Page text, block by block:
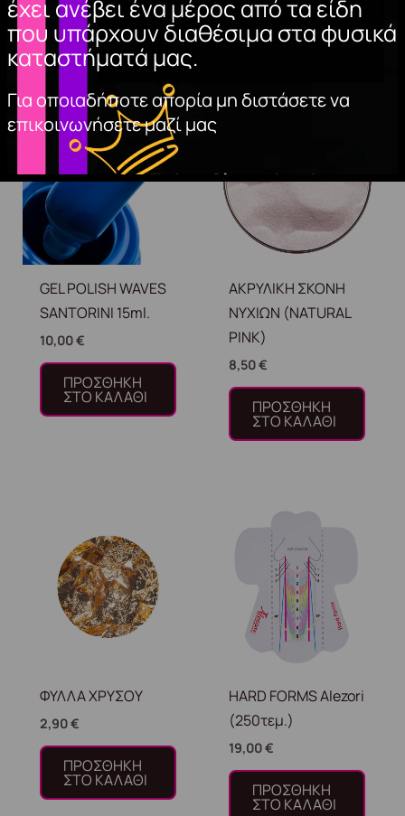
έχει ανέβει ένα μέρος από τα είδη
που υπάρχουν διαθέσιμα στα φυσικά
καταστήματά μας.
Για οποιαδήποτε απορία μη διστάσετε να
επικοινωνήσετε μαζί μας
Σχετικά προϊόντα
GEL POLISH WAVES
SANTORINI 15ml.
10,00€
ΠΡΟΣΘΉΚΗ
ΣΤΟ ΚΑΛΆΘΙ
ΑΚΡΥΛΙΚΗ ΣΚΟΝΗ
ΝΥΧΙΩΝ (NATURAL
PINK)
8,50€
ΠΡΟΣΘΉΚΗ
ΣΤΟ ΚΑΛΆΘΙ
ΦΥΛΛΑ ΧΡΥΣΟΥ
2,90€
ΠΡΟΣΘΉΚΗ
ΣΤΟ ΚΑΛΆΘΙ
HARD FORMS Alezori
(250τεμ.)
19,00€
ΠΡΟΣΘΉΚΗ
ΣΤΟ ΚΑΛΆΘΙ